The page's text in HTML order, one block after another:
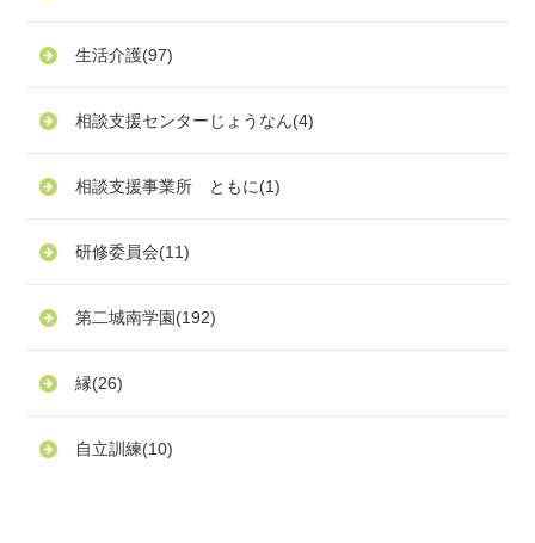
生活介護(97)
相談支援センターじょうなん(4)
相談支援事業所 ともに(1)
研修委員会(11)
第二城南学園(192)
縁(26)
自立訓練(10)